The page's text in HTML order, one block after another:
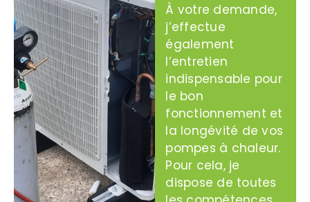
À votre demande,
j’effectue
également
l’entretien
indispensable pour
le bon
fonctionnement et
la longévité de vos
pompes à chaleur.
Pour cela, je
dispose de toutes